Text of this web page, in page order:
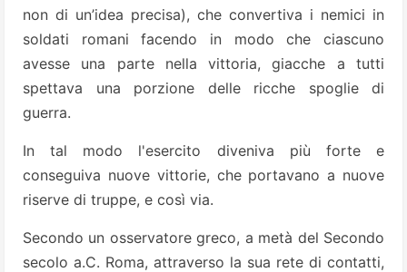
non di un’idea precisa), che convertiva i nemici in
soldati romani facendo in modo che ciascuno
avesse una parte nella vittoria, giacche a tutti
spettava una porzione delle ricche spoglie di
guerra.
In tal modo l'esercito diveniva più forte e
conseguiva nuove vittorie, che portavano a nuove
riserve di truppe, e così via.
Secondo un osservatore greco, a metà del Secondo
secolo a.C. Roma, attraverso la sua rete di contatti,